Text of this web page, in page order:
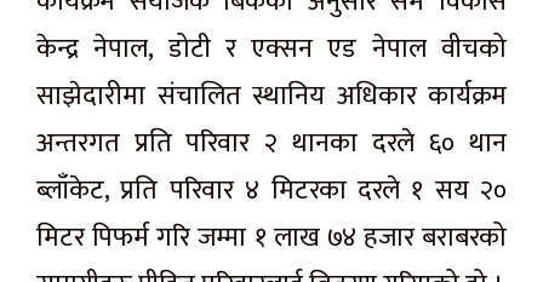
केन्द्र नेपाल, डोटी र एक्सन एड नेपाल वीचको
साझेदारीमा संचालित स्थानिय अधिकार कार्यक्रम
अन्तरगत प्रति परिवार २ थानका दरले ६० थान
ब्लाँकेट, प्रति परिवार ४ मिटरका दरले १ सय २०
मिटर पिफर्म गरि जम्मा १ लाख ७४ हजार बराबरको